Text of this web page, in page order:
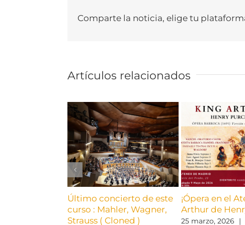
Comparte la noticia, elige tu
Artículos relacionados
Último concierto de este
curso : Mahler, Wagner,
Strauss ( Cloned )
¡Ópera en el
Arthur de
25 marzo, 2026 |